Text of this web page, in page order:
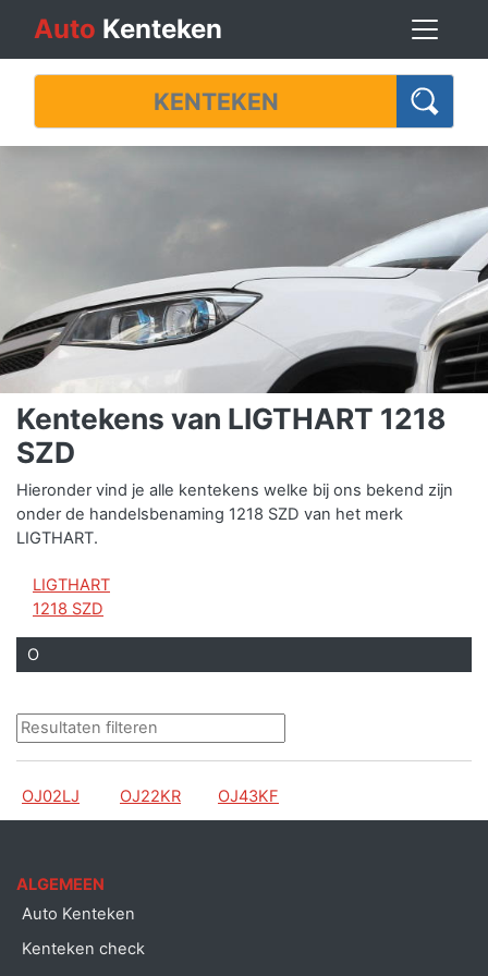
Auto Kenteken
Kentekens van LIGTHART 1218
SZD
Hieronder vind je alle kentekens welke bij ons bekend zijn
onder de handelsbenaming 1218 SZD van het merk
LIGTHART.
LIGTHART
1218 SZD
O
OJ02LJ OJ22KR OJ43KF
ALGEMEEN
Auto Kenteken
Kenteken check